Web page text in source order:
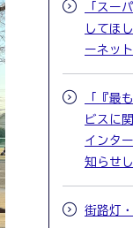
「スー
してほ
ーネッ
「『最
ビスに
インタ
知らせし
街路灯